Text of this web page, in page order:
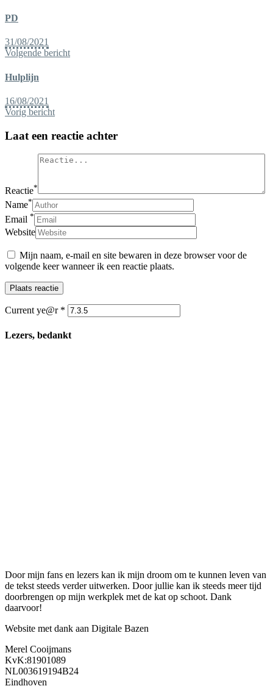
PD
31/08/2021
Volgende bericht
Hulplijn
16/08/2021
Vorig bericht
Laat een reactie achter
Reactie*
Name*
Email *
Website
Mijn naam, e-mail en site bewaren in deze browser voor de
volgende keer wanneer ik een reactie plaats.
Current ye@r *
Lezers, bedankt
Door mijn fans en lezers kan ik mijn droom om te kunnen leven van
de tekst steeds verder uitwerken. Door jullie kan ik steeds meer tijd
doorbrengen op mijn werkplek met de kat op schoot. Dank
daarvoor!
Website met dank aan Digitale Bazen
Merel Cooijmans
KvK:81901089
NL003619194B24
Eindhoven